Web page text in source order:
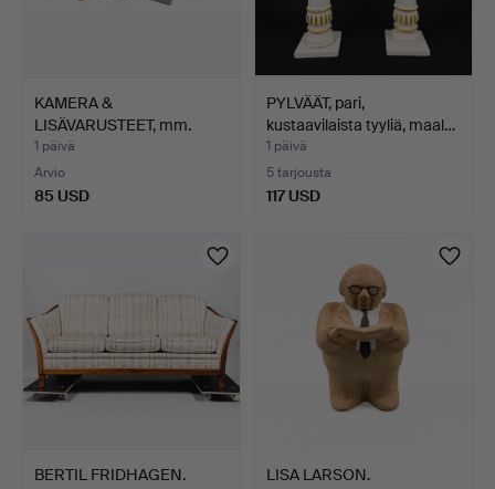
KAMERA &
LISÄVARUSTEET, mm.
Praktica Super…
1 päivä
Arvio
85 USD
PYLVÄÄT, pari,
kustaavilaista tyyliä, maal…
1 päivä
5 tarjousta
117 USD
BERTIL FRIDHAGEN.
LISA LARSON.